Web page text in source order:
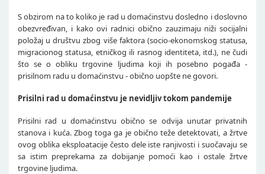
S obzirom na to koliko je rad u domaćinstvu dosledno i doslovno
obezvređivan, i kako ovi radnici obično zauzimaju niži socijalni
položaj u društvu zbog više faktora (socio-ekonomskog statusa,
migracionog statusa, etničkog ili rasnog identiteta, itd.), ne čudi
što se o obliku trgovine ljudima koji ih posebno pogađa -
prisilnom radu u domaćinstvu - obično uopšte ne govori.
Prisilni rad u domaćinstvu je nevidljiv tokom pandemije
Prisilni rad u domaćinstvu obično se odvija unutar privatnih
stanova i kuća. Zbog toga ga je obično teže detektovati, a žrtve
ovog oblika eksploatacije često dele iste ranjivosti i suočavaju se
sa istim preprekama za dobijanje pomoći kao i ostale žrtve
trgovine ljudima.